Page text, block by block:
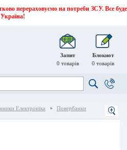
перераховуємо на потреби ЗСУ. Все буде
Україна!
Запит
0 товарів
Блокнот
0 товарів
Електроніка Повербанки